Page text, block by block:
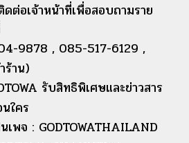
ต่อเจ้าหน้าที่เพื่อสอบถามราย
9878 , 085-517-6129 ,
าน)
รับสิทธิพิเศษและข่าวสาร
ใคร
พจ : GODTOWATHAILAND